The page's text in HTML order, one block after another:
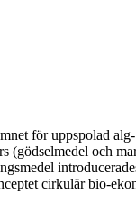
för uppspolad
(gödselmedel och
cirkulär bio-